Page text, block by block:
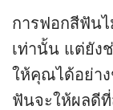
การฟอกสีฟัน
เท่านั้น แต่ยัง
ให้คุณได้อย่าง
ฟันจะให้ผลดี